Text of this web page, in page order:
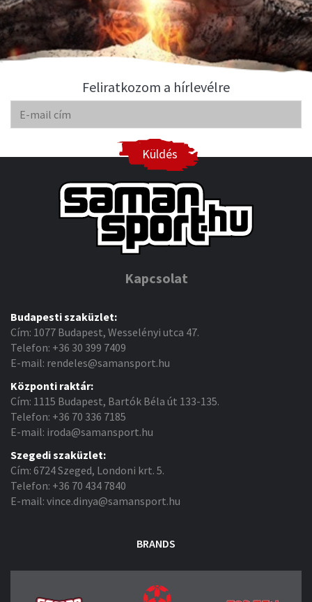
Feliratkozom a hírlevélre
Küldés
Kapcsolat
Budapesti szaküzlet:
Cím: 1077 Budapest, Wesselényi utca 47.
Telefon: +36 30 399 7409
E-mail: rendeles@samansport.hu
Központi raktár:
Cím: 1115 Budapest, Bartók Béla út 133-135.
Telefon: +36 70 336 7185
E-mail: iroda@samansport.hu
Szegedi szaküzlet:
Cím: 6724 Szeged, Londoni krt. 5.
Telefon: +36 70 434 7840
E-mail: vince.dinya@samansport.hu
BRANDS